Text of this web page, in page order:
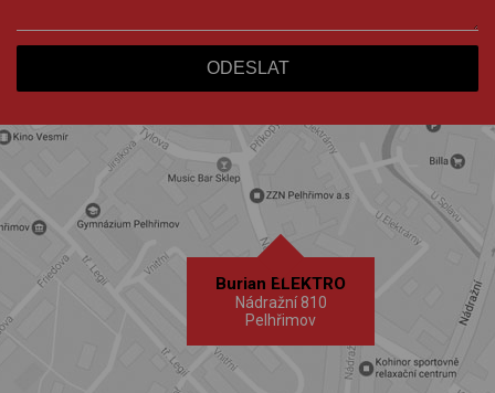
Burian ELEKTRO
Nádražní 810
Pelhřimov